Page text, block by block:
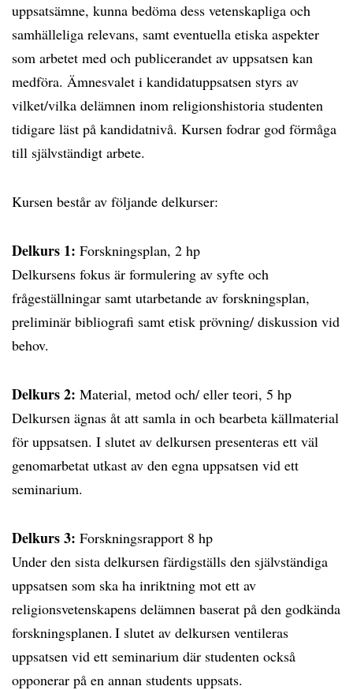
uppsatsämne, kunna bedöma dess vetenskapliga och
samhälleliga relevans, samt eventuella etiska aspekter
som arbetet med och publicerandet av uppsatsen kan
medföra. Ämnesvalet i kandidatuppsatsen styrs av
vilket/vilka delämnen inom religionshistoria studenten
tidigare läst på kandidatnivå. Kursen fodrar god förmåga
till självständigt arbete.
Kursen består av följande delkurser:
Delkurs 1: Forskningsplan, 2 hp
Delkursens fokus är formulering av syfte och
frågeställningar samt utarbetande av forskningsplan,
preliminär bibliografi samt etisk prövning/ diskussion vid
behov.
Delkurs 2: Material, metod och/ eller teori, 5 hp
Delkursen ägnas åt att samla in och bearbeta källmaterial
för uppsatsen. I slutet av delkursen presenteras ett väl
genomarbetat utkast av den egna uppsatsen vid ett
seminarium.
Delkurs 3: Forskningsrapport 8 hp
Under den sista delkursen färdigställs den självständiga
uppsatsen som ska ha inriktning mot ett av
religionsvetenskapens delämnen baserat på den godkända
forskningsplanen. I slutet av delkursen ventileras
uppsatsen vid ett seminarium där studenten också
opponerar på en annan students uppsats.